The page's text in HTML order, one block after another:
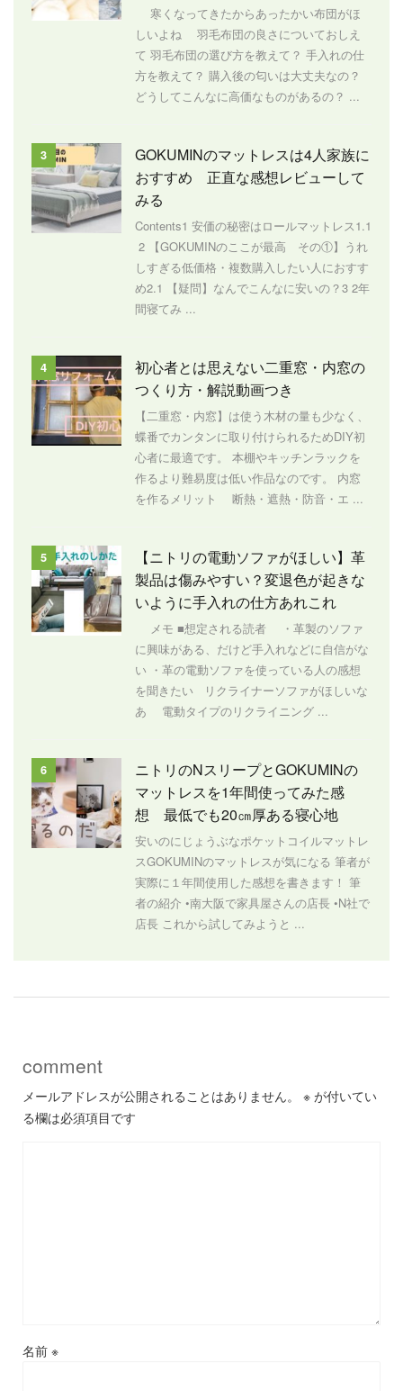
寒くなってきたからあったかい布団がほ
しいよね 羽毛布団の良さについておしえ
て 羽毛布団の選び方を教えて？ 手入れの仕
方を教えて？ 購入後の匂いは大丈夫なの？
どうしてこんなに高価なものがあるの？ ...
3
GOKUMINのマットレスは4人家族に
おすすめ 正直な感想レビューして
みる
Contents1 安価の秘密はロールマットレス1.1
2 【GOKUMINのここが最高 その①】うれ
しすぎる低価格・複数購入したい人におすす
め2.1 【疑問】なんでこんなに安いの？3 2年
間寝てみ ...
4
初心者とは思えない二重窓・内窓の
つくり方・解説動画つき
【二重窓・内窓】は使う木材の量も少なく、
蝶番でカンタンに取り付けられるためDIY初
心者に最適です。 本棚やキッチンラックを
作るより難易度は低い作品なのです。 内窓
を作るメリット 断熱・遮熱・防音・エ ...
5
【ニトリの電動ソファがほしい】革
製品は傷みやすい？変退色が起きな
いように手入れの仕方あれこれ
メモ ■想定される読者 ・革製のソファ
に興味がある、だけど手入れなどに自信がな
い ・革の電動ソファを使っている人の感想
を聞きたい リクライナーソファがほしいな
あ 電動タイプのリクライニング ...
6
ニトリのNスリープとGOKUMINの
マットレスを1年間使ってみた感
想 最低でも20㎝厚ある寝心地
安いのにじょうぶなポケットコイルマットレ
スGOKUMINのマットレスが気になる 筆者が
実際に１年間使用した感想を書きます！ 筆
者の紹介 •南大阪で家具屋さんの店長 •N社で
店長 これから試してみようと ...
comment
メールアドレスが公開されることはありません。 ※ が付いてい
る欄は必須項目です
名前 ※